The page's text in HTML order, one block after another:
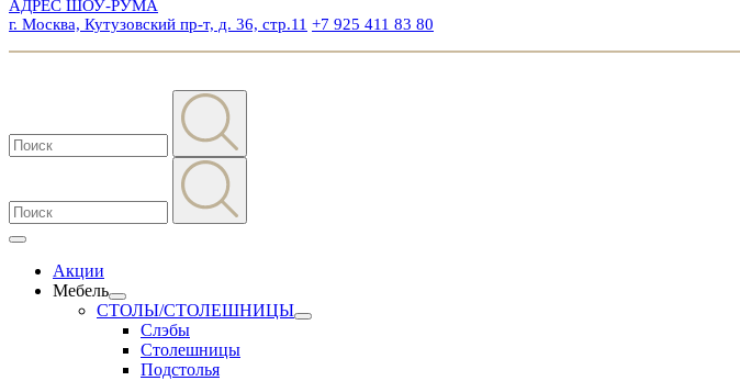
АДРЕС ШОУ-РУМА
г. Москва, Кутузовский пр-т, д. 36, стр.11 +7 925 411 83 80
Акции
Мебель
СТОЛЫ/СТОЛЕШНИЦЫ
Слэбы
Столешницы
Подстолья